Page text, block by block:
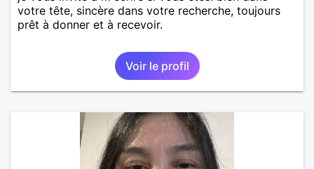
votre tête, sincère dans votre recherche, toujours
prêt à donner et à recevoir.
Voir le profil